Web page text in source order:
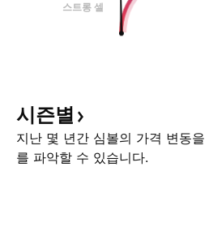
스트롱 셀
시즌별
지난 몇 년간 심볼의 가격 변동
를 파악할 수 있습니다.